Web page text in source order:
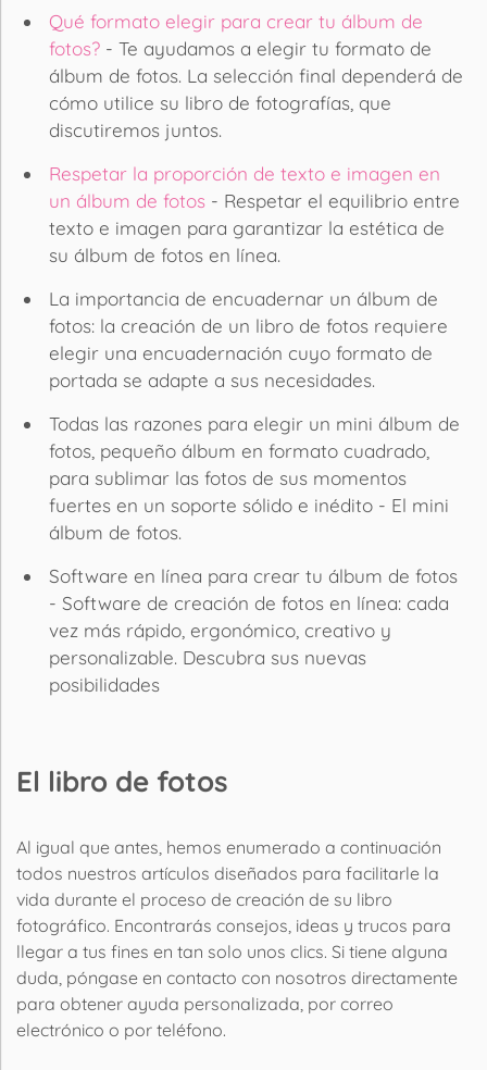
Qué formato elegir para crear tu álbum de
fotos? - Te ayudamos a elegir tu formato de
álbum de fotos. La selección final dependerá de
cómo utilice su libro de fotografías, que
discutiremos juntos.
Respetar la proporción de texto e imagen en
un álbum de fotos - Respetar el equilibrio entre
texto e imagen para garantizar la estética de
su álbum de fotos en línea.
La importancia de encuadernar un álbum de
fotos: la creación de un libro de fotos requiere
elegir una encuadernación cuyo formato de
portada se adapte a sus necesidades.
Todas las razones para elegir un mini álbum de
fotos, pequeño álbum en formato cuadrado,
para sublimar las fotos de sus momentos
fuertes en un soporte sólido e inédito - El mini
álbum de fotos.
Software en línea para crear tu álbum de fotos
- Software de creación de fotos en línea: cada
vez más rápido, ergonómico, creativo y
personalizable. Descubra sus nuevas
posibilidades
El libro de fotos
Al igual que antes, hemos enumerado a continuación
todos nuestros artículos diseñados para facilitarle la
vida durante el proceso de creación de su libro
fotográfico. Encontrarás consejos, ideas y trucos para
llegar a tus fines en tan solo unos clics. Si tiene alguna
duda, póngase en contacto con nosotros directamente
para obtener ayuda personalizada, por correo
electrónico o por teléfono.